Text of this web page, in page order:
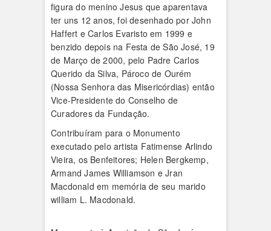
figura do menino Jesus que aparentava
ter uns 12 anos, foi desenhado por John
Haffert e Carlos Evaristo em 1999 e
benzido depois na Festa de São José, 19
de Março de 2000, pelo Padre Carlos
Querido da Silva, Pároco de Ourém
(Nossa Senhora das Misericórdias) então
Vice-Presidente do Conselho de
Curadores da Fundação.
Contribuíram para o Monumento
executado pelo artista Fatimense Arlindo
Vieira, os Benfeitores; Helen Bergkemp,
Armand James Williamson e Jran
Macdonald em memória de seu marido
william L. Macdonald.